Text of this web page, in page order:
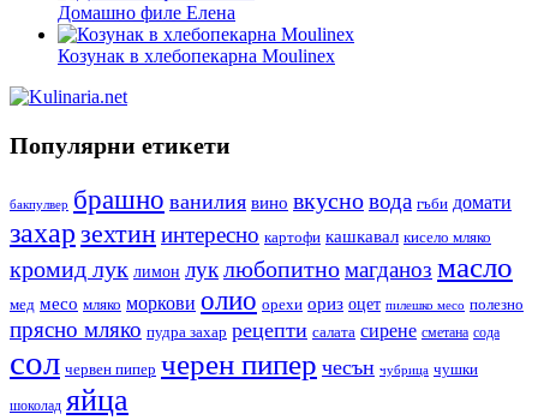
Домашно филе Елена
Козунак в хлебопекарна Moulinex
Популярни етикети
бакпулвер брашно ванилия вино вкусновода гъби домати
захар зехтининтересно картофи кашкавал кисело мляко
кромид лук лимон луклюбопитномагданоз масло
мед месо мляко моркови олио орехи ориз оцет пилешко месо полезно
прясно мляко пудра захар рецепти салата сирене сметана сода
сол червен пипер черен пипер чесън чубрица чушки
шоколад яйца